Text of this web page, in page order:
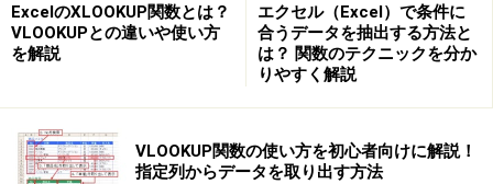
ExcelのXLOOKUP関数とは？
VLOOKUPとの違いや使い方
を解説
エクセル（Excel）で条件に
合うデータを抽出する方法と
は？ 関数のテクニックを分か
りやすく解説
VLOOKUP関数の使い方を初心者向けに解説！
指定列からデータを取り出す方法